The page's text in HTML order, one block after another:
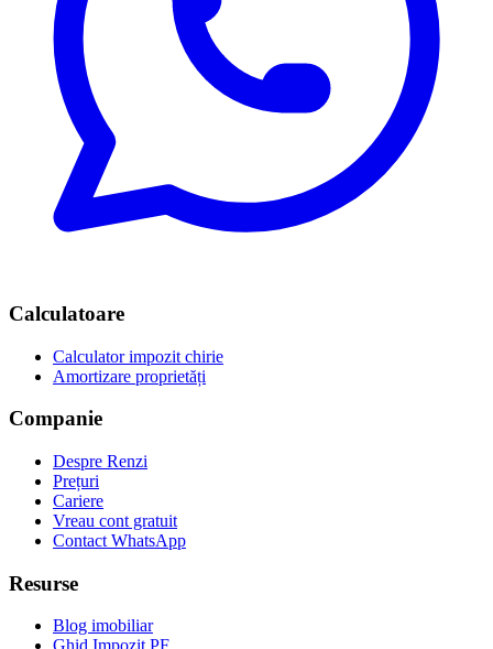
Calculatoare
Calculator impozit chirie
Amortizare proprietăți
Companie
Despre Renzi
Prețuri
Cariere
Vreau cont gratuit
Contact WhatsApp
Resurse
Blog imobiliar